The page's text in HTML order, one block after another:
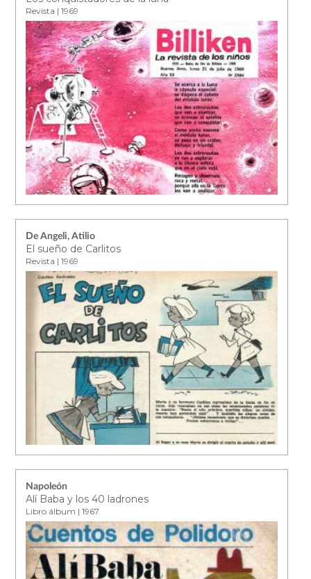
Revista | 1969
De Angeli, Atilio
El sueño de Carlitos
Revista | 1969
Napoleón
Alí Baba y los 40 ladrones
Libro álbum | 1967